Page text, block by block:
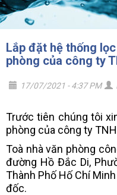
Lắp đặt hệ thống
phòng của công ty
17/07/2021 - 4:37 PM
Trước tiên chúng tôi
phòng của công ty
Toà nhà văn phòng
đường Hồ Đắc Di,
Thành Phố Hố Chí
đốc.